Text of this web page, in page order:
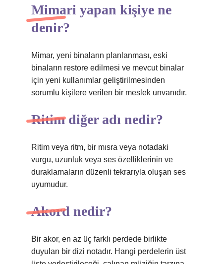
Mimari yapan kişiye ne
denir?
Mimar, yeni binaların planlanması, eski
binaların restore edilmesi ve mevcut binalar
için yeni kullanımlar geliştirilmesinden
sorumlu kişilere verilen bir meslek unvanıdır.
Ritim diğer adı nedir?
Ritim veya ritm, bir mısra veya notadaki
vurgu, uzunluk veya ses özelliklerinin ve
duraklamaların düzenli tekrarıyla oluşan ses
uyumudur.
Akord nedir?
Bir akor, en az üç farklı perdede birlikte
duyulan bir dizi notadır. Hangi perdelerin üst